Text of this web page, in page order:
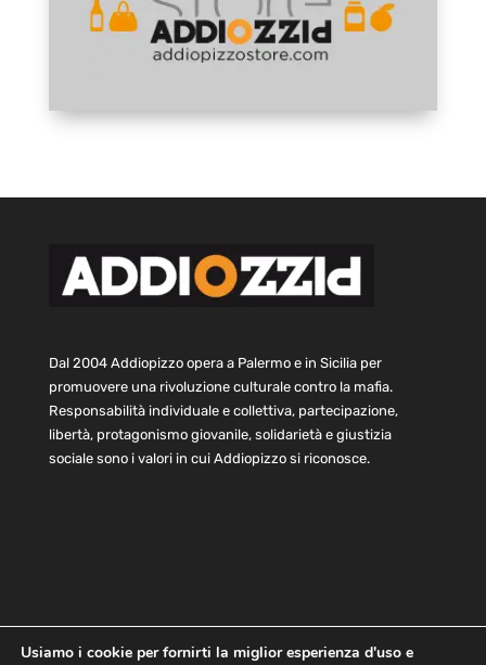
Dal 2004 Addiopizzo opera a Palermo e in Sicilia per
promuovere una rivoluzione culturale contro la mafia.
Responsabilità individuale e collettiva, partecipazione,
libertà, protagonismo giovanile, solidarietà e giustizia
sociale sono i valori in cui Addiopizzo si riconosce.
Usiamo i cookie per fornirti la miglior esperienza d'uso e